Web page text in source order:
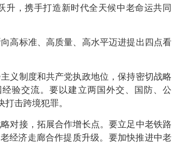
，携手打造新时代全天候中老命运共同
高标准、高质量、高水平迈进提出四点看
义制度和共产党执政地位，保持密切战略
验交流。要以建立两国外交、国防、公
击跨境犯罪。
对接，拓展合作增长点。要立足中老铁路
经济走廊合作提质升级。要加快推进中老